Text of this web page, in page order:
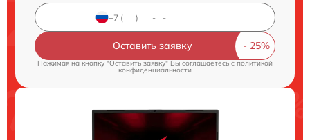
Оставить заявку
Нажимая на кнопку "Оставить заявку" Вы соглашаетесь cполитикой
конфиденциальности